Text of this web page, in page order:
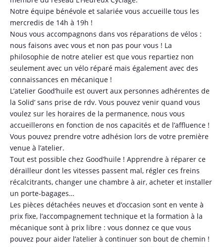
Notre équipe bénévole et salariée vous accueille tous les
mercredis de 14h à 19h !
Nous vous accompagnons dans vos réparations de vélos :
nous faisons avec vous et non pas pour vous ! La
philosophie de notre atelier est que vous repartiez non
seulement avec un vélo réparé mais également avec des
connaissances en mécanique !
L’atelier Good’huile est ouvert aux personnes adhérentes de
la Solid’ sans prise de rdv. Vous pouvez venir quand vous
voulez sur les horaires de la permanence, nous vous
accueillerons en fonction de nos capacités et de l’affluence !
Vous pouvez prendre votre adhésion lors de votre première
venue à l’atelier.
Tout est possible chez Good’huile ! Apprendre à réparer ce
dérailleur dont les vitesses passent mal, régler ces freins
récalcitrants, changer une chambre à air, acheter et installer
un porte-bagages…
Les pièces détachées neuves et d’occasion sont en vente à
prix fixe, l’accompagnement technique et la formation à la
mécanique sont à prix libre : vous donnez ce que vous
pouvez pour aider l’atelier à continuer son bout de chemin !